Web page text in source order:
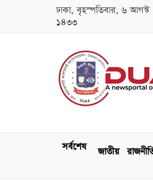
ঢাকা, বৃহস্পতিবার, ৬
১৪৩৩
সর্বশেষ জাতীয়